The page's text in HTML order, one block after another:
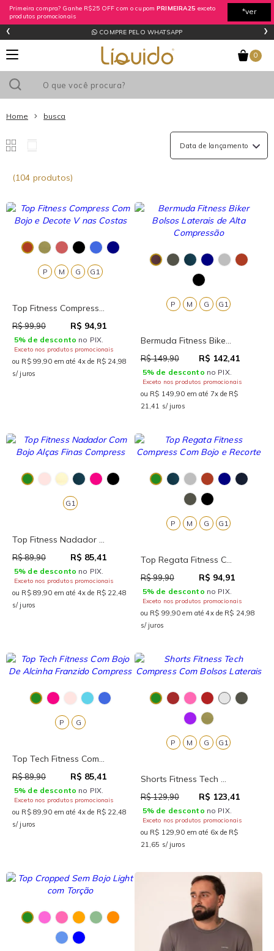
Primeira compra? Ganhe R$25 OFF com o cupomPRIMEIRA25 exceto
produtos promocionais
*ver
COMPRE PELO WHATSAPP
‹ ›
0
Home busca
(104 produtos)
P G G1
M
Top Fitness Compress...
R$ 99,90 R$ 94,91
5% de desconto no PIX.
Exceto nos produtos promocionais
ou R$ 99,90 em até 4x de R$ 24,98
s/ juros
M
P G G1
Bermuda Fitness Bike...
R$ 149,90 R$ 142,41
5% de desconto no PIX.
Exceto nos produtos promocionais
ou R$ 149,90 em até 7x de R$
21,41 s/ juros
G1
Top Fitness Nadador ...
R$ 89,90 R$ 85,41
5% de desconto no PIX.
Exceto nos produtos promocionais
ou R$ 89,90 em até 4x de R$ 22,48
s/ juros
P G G1
M
Top Regata Fitness C...
R$ 99,90 R$ 94,91
5% de desconto no PIX.
Exceto nos produtos promocionais
ou R$ 99,90 em até 4x de R$ 24,98
s/ juros
P G
Top Tech Fitness Com...
R$ 89,90 R$ 85,41
5% de desconto no PIX.
Exceto nos produtos promocionais
ou R$ 89,90 em até 4x de R$ 22,48
s/ juros
M
P G G1
Shorts Fitness Tech ...
R$ 129,90 R$ 123,41
5% de desconto no PIX.
Exceto nos produtos promocionais
ou R$ 129,90 em até 6x de R$
21,65 s/ juros